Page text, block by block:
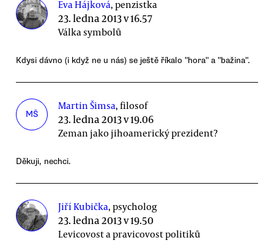
Eva Hájková, penzistka
23. ledna 2013 v 16.57
Válka symbolů
Kdysi dávno (i když ne u nás) se ještě říkalo "hora" a "bažina".
MŠ
Martin Šimsa, filosof
23. ledna 2013 v 19.06
Zeman jako jihoamerický prezident?
Děkuji, nechci.
Jiří Kubička, psycholog
23. ledna 2013 v 19.50
Levicovost a pravicovost politiků